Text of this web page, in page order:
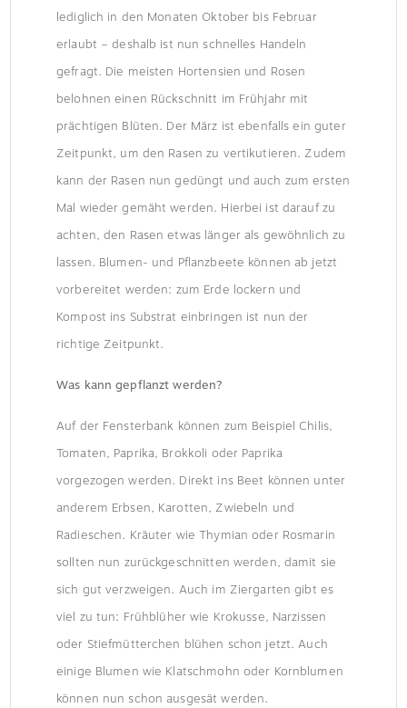
lediglich in den Monaten Oktober bis Februar
erlaubt – deshalb ist nun schnelles Handeln
gefragt. Die meisten Hortensien und Rosen
belohnen einen Rückschnitt im Frühjahr mit
prächtigen Blüten. Der März ist ebenfalls ein guter
Zeitpunkt, um den Rasen zu vertikutieren. Zudem
kann der Rasen nun gedüngt und auch zum ersten
Mal wieder gemäht werden. Hierbei ist darauf zu
achten, den Rasen etwas länger als gewöhnlich zu
lassen. Blumen- und Pflanzbeete können ab jetzt
vorbereitet werden: zum Erde lockern und
Kompost ins Substrat einbringen ist nun der
richtige Zeitpunkt.
Was kann gepflanzt werden?
Auf der Fensterbank können zum Beispiel Chilis,
Tomaten, Paprika, Brokkoli oder Paprika
vorgezogen werden. Direkt ins Beet können unter
anderem Erbsen, Karotten, Zwiebeln und
Radieschen. Kräuter wie Thymian oder Rosmarin
sollten nun zurückgeschnitten werden, damit sie
sich gut verzweigen. Auch im Ziergarten gibt es
viel zu tun: Frühblüher wie Krokusse, Narzissen
oder Stiefmütterchen blühen schon jetzt. Auch
einige Blumen wie Klatschmohn oder Kornblumen
können nun schon ausgesät werden.